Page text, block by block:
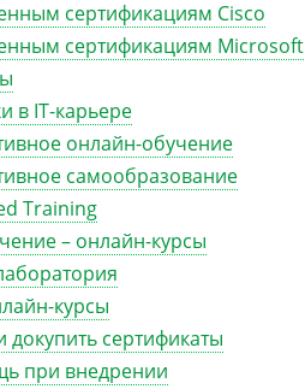
сертификациям Cisco
сертификациям Microsoft
в IT-карьере
онлайн-обучение
самообразование
Training
– онлайн-курсы
курсы
докупить сертификаты
при внедрении